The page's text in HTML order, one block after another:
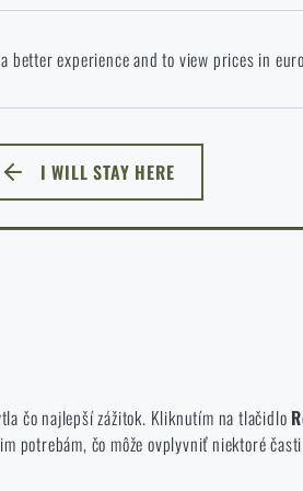
vybranom jazyku stránka neexistuje.
jazyka. Akú možnosť si vyberiete?
ZOSTANEM TU
ODÍSŤ
better experience and to view prices in
I WILL STAY HERE
čo najlepší zážitok. Kliknutím na tlačidlo
potrebám, čo môže ovplyvniť niektoré
ako si prezeráte a používate našu
smerovanú na náš e-shop, aby bola čo